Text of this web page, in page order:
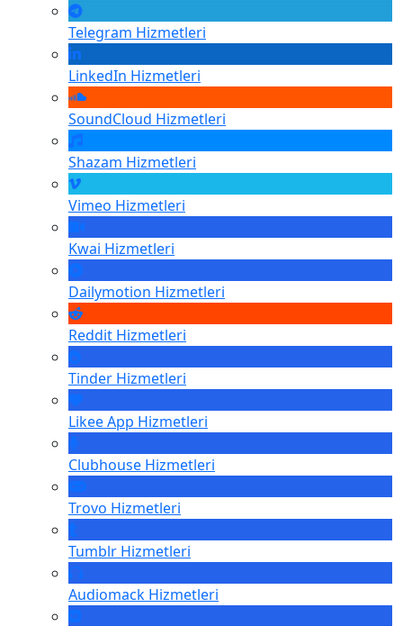
Telegram Hizmetleri
LinkedIn Hizmetleri
SoundCloud Hizmetleri
Shazam Hizmetleri
Vimeo Hizmetleri
Kwai Hizmetleri
Dailymotion Hizmetleri
Reddit Hizmetleri
Tinder Hizmetleri
Likee App Hizmetleri
Clubhouse Hizmetleri
Trovo Hizmetleri
Tumblr Hizmetleri
Audiomack Hizmetleri